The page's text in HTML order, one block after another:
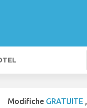
Modifiche GRATUITE,